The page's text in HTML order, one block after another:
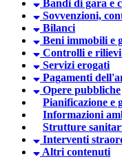
Bandi di gara e
Sovvenzioni,
Bilanci
Beni immobili e
Controlli e
Servizi erogati
Pagamenti
Opere pubbliche
Pianificazione e
Informazioni
Strutture
Interventi
Altri contenuti